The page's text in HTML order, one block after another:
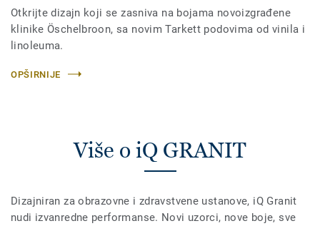
Otkrijte dizajn koji se zasniva na bojama novoizgrađene
klinike Öschelbroon, sa novim Tarkett podovima od vinila i
linoleuma.
OPŠIRNIJE
Više o iQ GRANIT
Dizajniran za obrazovne i zdravstvene ustanove, iQ Granit
nudi izvanredne performanse. Novi uzorci, nove boje, sve